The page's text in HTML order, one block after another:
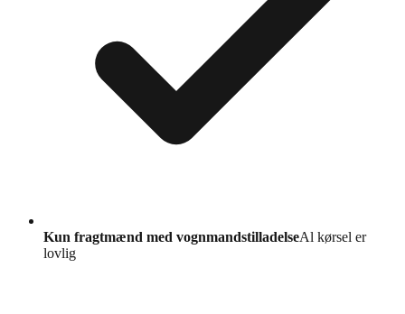
Kun fragtmænd med vognmandstilladelseAl kørsel er
lovlig